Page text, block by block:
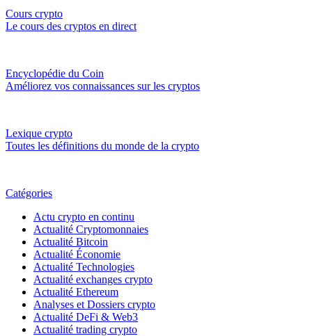
Cours crypto
Le cours des cryptos en direct
Encyclopédie du Coin
Améliorez vos connaissances sur les cryptos
Lexique crypto
Toutes les définitions du monde de la crypto
Catégories
Actu crypto en continu
Actualité Cryptomonnaies
Actualité Bitcoin
Actualité Économie
Actualité Technologies
Actualité exchanges crypto
Actualité Ethereum
Analyses et Dossiers crypto
Actualité DeFi & Web3
Actualité trading crypto